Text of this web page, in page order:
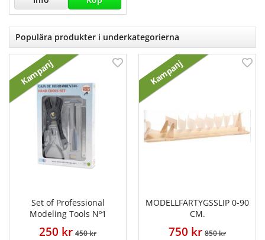
Populära produkter i underkategorierna
Kampanj
Set of Professional
Modeling Tools Nº1
250 kr 450 kr
Kampanj
MODELLFARTYGSSLIP 0-90
CM.
750 kr 850 kr